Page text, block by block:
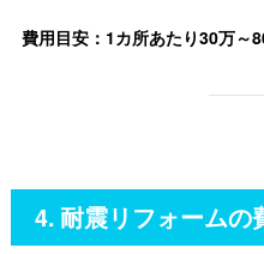
費用目安：1カ所あたり30万～
4. 耐震リフォームの